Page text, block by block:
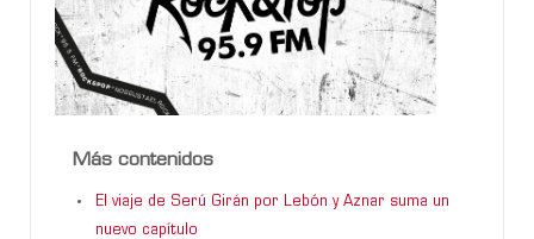
Más contenidos
El viaje de Serú Girán por Lebón y Aznar suma un
nuevo capítulo